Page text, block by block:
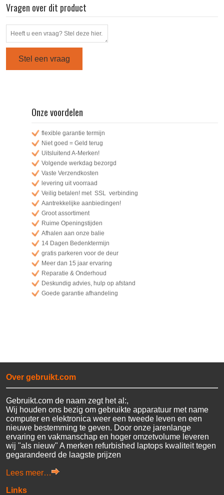
Onze voordelen
flexible garantie termijn
Niet goed = Geld terug
Uitsluitend A-Merken!
Volgende werkdag bezorgd
Vaste Verzendkosten
levering uit voorraad
Veilig betalen! met SSL verbinding
Aantrekkelijke aanbiedingen!
Groot assortiment
Ruime Openingstijden
Afhalen aan onze balie
14 Dagen Bedenktermijn
gratis parkeren voor de deur
Meer dan 15 jaar ervaring
Reparatie & Onderhoud
Deskundig advies, hulp op afstand
Goede garantie afhandeling
NSK-LDABW
Vragen over dit product
Stel een vraag
Over gebruikt.com
Gebruikt.com de naam zegt het al:,
Wij houden ons bezig om gebruikte apparatuur met name
computer en elektronica weer een tweede leven en een
nieuwe bestemming te geven. Door onze jarenlange
ervaring en vakmanschap en hoger omzetvolume leveren
wij "als nieuw" A merken refurbished laptops kwaliteit tegen
gegarandeerd de laagste prijzen
Lees meer…
Links